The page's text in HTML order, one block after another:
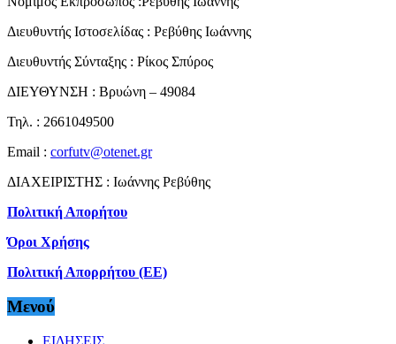
Διευθυντής Ιστοσελίδας : Ρεβύθης Ιωάννης
Διευθυντής Σύνταξης : Ρίκος Σπύρος
ΔΙΕΥΘΥΝΣΗ : Βρυώνη – 49084
Τηλ. : 2661049500
Email : corfutv@otenet.gr
ΔΙΑΧΕΙΡΙΣΤΗΣ : Ιωάννης Ρεβύθης
Πολιτική Απορήτου
Όροι Χρήσης
Πολιτική Απορρήτου (ΕΕ)
Μενού
ΕΙΔΗΣΕΙΣ